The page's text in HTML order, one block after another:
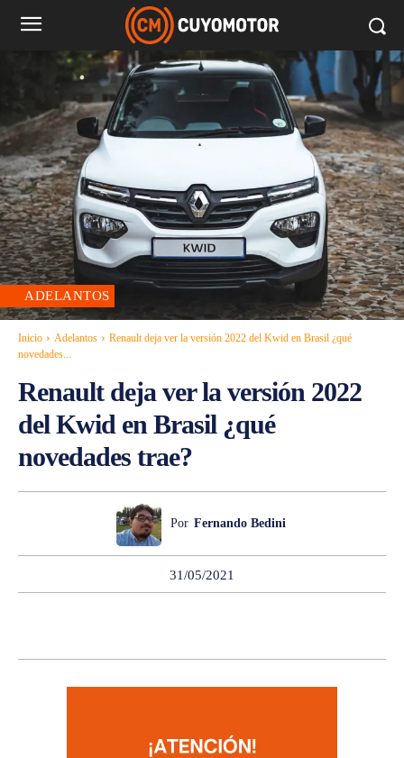
ADELANTOS
Inicio Adelantos
Renault deja ver la versión 2022 del Kwid en Brasil ¿qué
novedades...
Renault deja ver la versión 2022
del Kwid en Brasil ¿qué
novedades trae?
Por Fernando Bedini
31/05/2021